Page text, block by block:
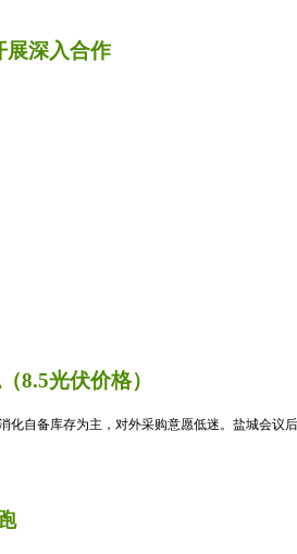
展深入合作
8.5光伏价格）
自备库存为主，对外采购意愿低迷。盐城会议